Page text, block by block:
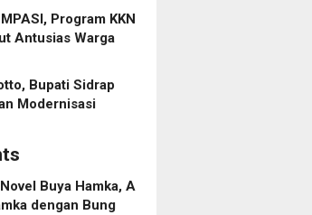
Program KKN
Antusias Warga
Bupati Sidrap
Modernisasi
Buya Hamka, A
dengan Bung